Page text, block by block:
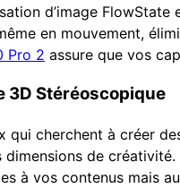
d’image FlowState
en mouvement,
Pro 2 assure que vos
3D Stéréoscopique
qui cherchent à créer
dimensions de
à vos contenus mais